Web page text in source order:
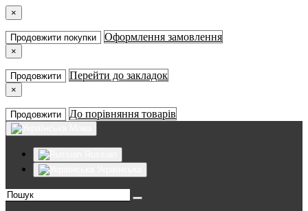
×
Продовжити покупки Оформлення замовлення
×
Продовжити Перейти до закладок
×
Продовжити До порівняння товарів